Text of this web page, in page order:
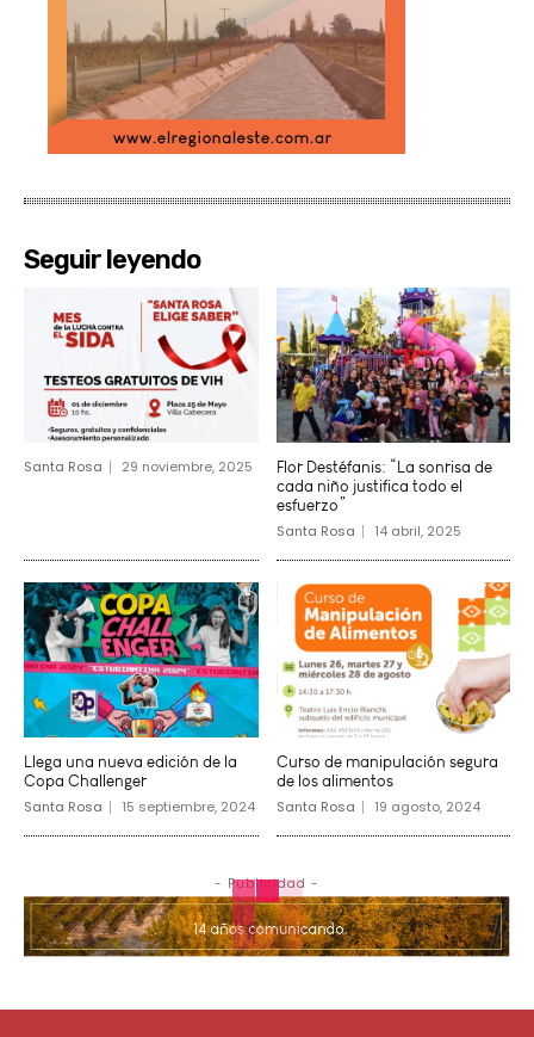
Seguir leyendo
Santa Rosa 29 noviembre, 2025
Flor Destéfanis: “La sonrisa de
cada niño justifica todo el
esfuerzo”
Santa Rosa 14 abril, 2025
Llega una nueva edición de la
Copa Challenger
Santa Rosa 15 septiembre, 2024
Curso de manipulación segura
de los alimentos
Santa Rosa 19 agosto, 2024
- Publicidad -